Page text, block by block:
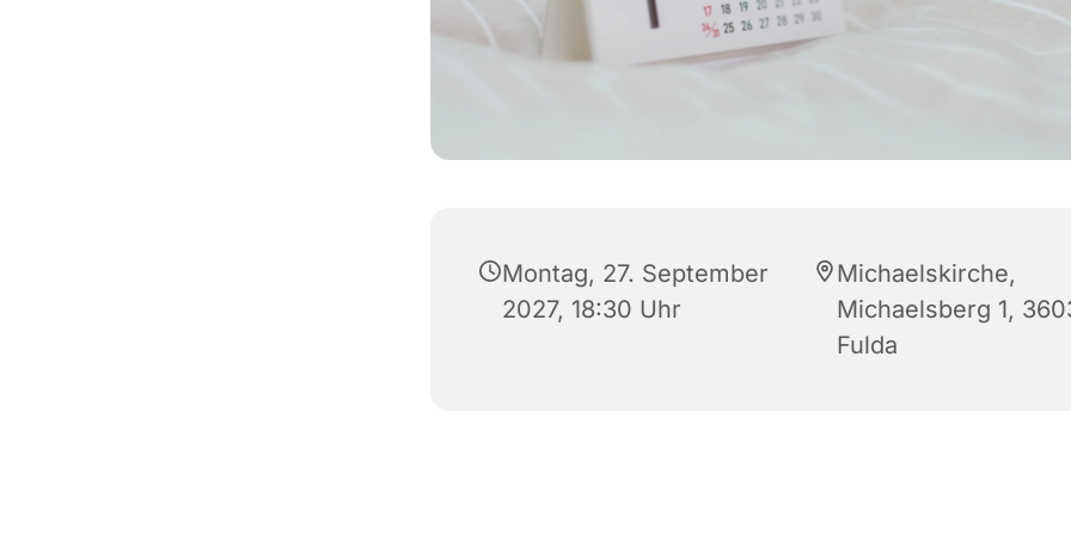
Montag, 27. September
2027, 18:30 Uhr
Michaelskirche,
Michaelsberg 1,
Fulda